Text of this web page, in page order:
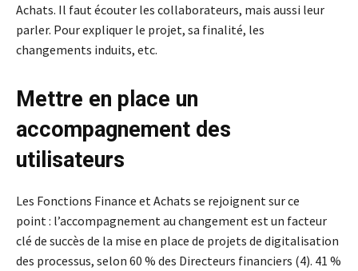
Achats. Il faut écouter les collaborateurs, mais aussi leur
parler. Pour expliquer le projet, sa finalité, les
changements induits, etc.
Mettre en place un
accompagnement des
utilisateurs
Les Fonctions Finance et Achats se rejoignent sur ce
point : l’accompagnement au changement est un facteur
clé de succès de la mise en place de projets de digitalisation
des processus, selon 60 % des Directeurs financiers (4). 41 %